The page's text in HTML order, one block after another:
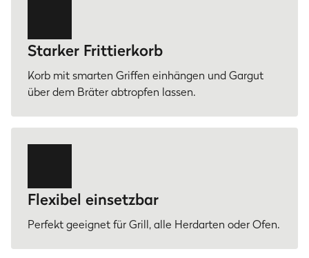
Starker Frittierkorb
Korb mit smarten Griffen einhängen und Gargut
über dem Bräter abtropfen lassen.
Flexibel einsetzbar
Perfekt geeignet für Grill, alle Herdarten oder Ofen.